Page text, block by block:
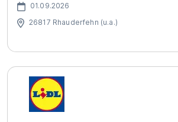
01.09.2026
26817 Rhauderfehn (u.a.)